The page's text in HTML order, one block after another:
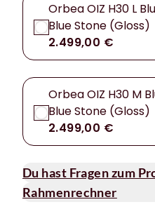
Orbea OIZ H30 L
Blue Stone (Gloss)
2.499,00 €
Orbea OIZ H30 M
Blue Stone (Gloss)
2.499,00 €
Du hast Fragen zum
Rahmenrechner